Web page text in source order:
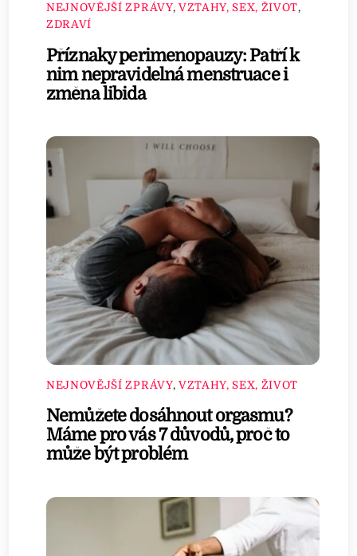
NEJNOVĚJŠÍ ZPRÁVY, VZTAHY, SEX, ŽIVOT,
ZDRAVÍ
Příznaky perimenopauzy: Patří k
nim nepravidelná menstruace i
změna libida
NEJNOVĚJŠÍ ZPRÁVY, VZTAHY, SEX, ŽIVOT
Nemůžete dosáhnout orgasmu?
Máme pro vás 7 důvodů, proč to
může být problém